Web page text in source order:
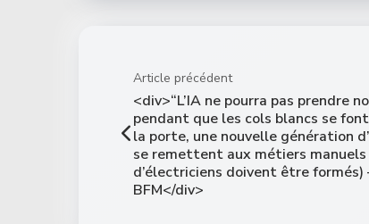
Article précédent
<div>“L’IA ne pourra pas prendre
pendant que les cols blancs se
la porte, une nouvelle génération
se remettent aux métiers
d’électriciens doivent être formés)
BFM</div>